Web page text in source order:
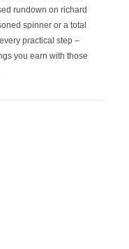
rundown on richard
spinner or a total
practical step –
you earn with those